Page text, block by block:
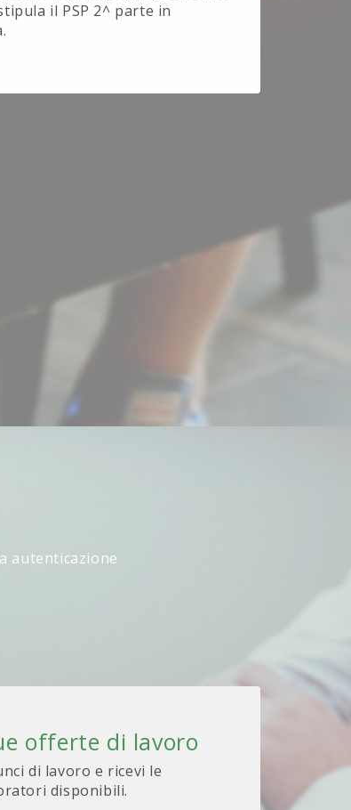
il PSP 2^ parte in
autenticazione
offerte di lavoro
di lavoro e ricevi le
disponibili.